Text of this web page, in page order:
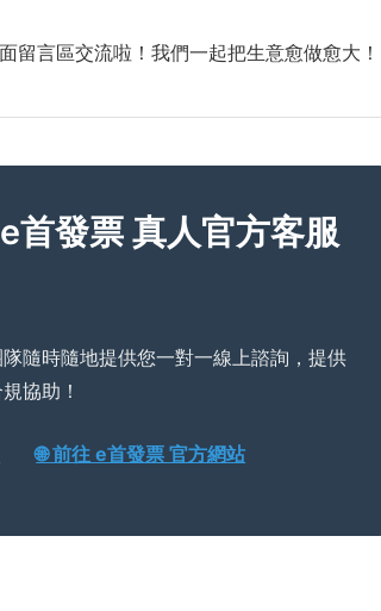
留言區交流啦！我們一起把生意愈做愈大！
首發票 真人官方客服
隨時隨地提供您一對一線上諮詢，提供
協助！
🌐 前往 e首發票 官方網站